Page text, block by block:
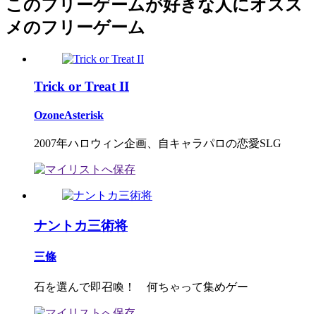
このフリーゲームが好きな人にオスス
メのフリーゲーム
Trick or Treat II
OzoneAsterisk
2007年ハロウィン企画、自キャラパロの恋愛SLG
ナントカ三術将
三條
石を選んで即召喚！ 何ちゃって集めゲー